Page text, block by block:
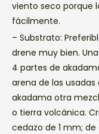
viento seco porque
fácilmente.
– Substrato:
drene muy bien.
4 partes de
arena de las
akadama otra
o tierra volcánica.
cedazo de 1 mm;